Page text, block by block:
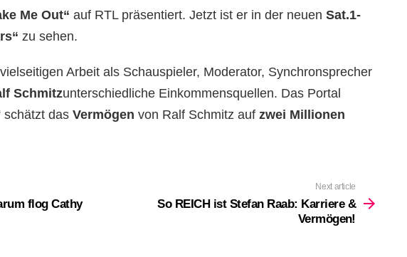
Me Out“ auf RTL präsentiert. Jetzt ist er in der neuen Sat.1-
zu sehen.
Arbeit als Schauspieler, Moderator, Synchronsprecher
Schmitzunterschiedliche Einkommensquellen. Das Portal
schätzt das Vermögen von Ralf Schmitz auf zwei Millionen
flog Cathy
Next article
So REICH ist Stefan Raab: Karriere &
Vermögen!